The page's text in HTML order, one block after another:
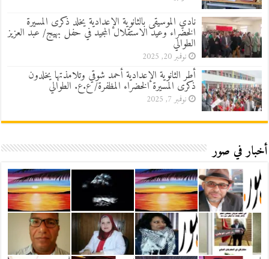
نادي الموسيقى بالثانوية الإعدادية يخلد ذكرى المسيرة
الخضراء وعيد الاستقلال المجيد في حفل بهيج/ عبد العزيز
الطوالي
نوفمبر 20, 2025
أطر الثانوية الإعدادية أحمد شوقي وتلامذتها يخلدون
ذكرى المسيرة الخضراء المظفرة/ ع.ع. الطوالي
نوفمبر 7, 2025
أخبار في صور